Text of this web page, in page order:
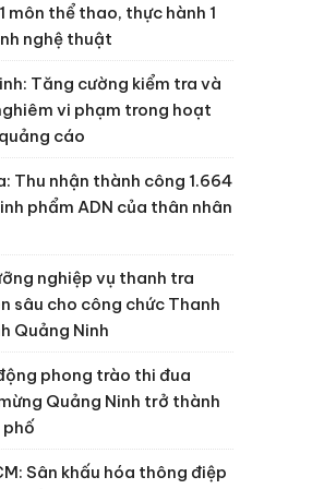
môn thể thao, thực hành 1
nghệ thuật
Tăng cường kiểm tra và
vi phạm trong hoạt
cáo
Thu nhận thành công 1.664
phẩm ADN của thân nhân
nghiệp vụ thanh tra
sâu cho công chức Thanh
Quảng Ninh
phong trào thi đua
Quảng Ninh trở thành
Sân khấu hóa thông điệp